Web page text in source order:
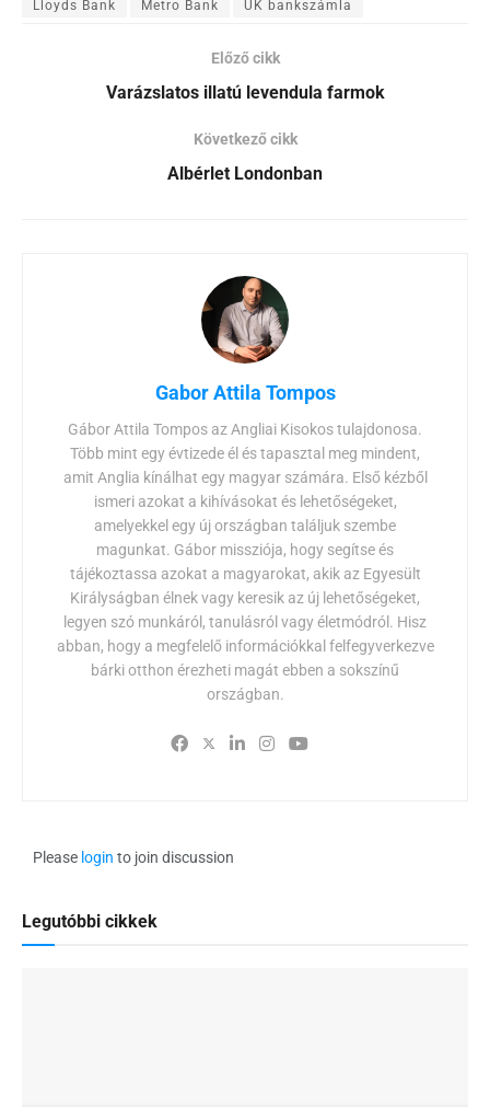
Lloyds Bank
Metro Bank UK bankszámla
Előző cikk
Varázslatos illatú levendula farmok
Következő cikk
Albérlet Londonban
Gabor Attila Tompos
Gábor Attila Tompos az Angliai Kisokos tulajdonosa.
Több mint egy évtizede él és tapasztal meg mindent,
amit Anglia kínálhat egy magyar számára. Első kézből
ismeri azokat a kihívásokat és lehetőségeket,
amelyekkel egy új országban találjuk szembe
magunkat. Gábor missziója, hogy segítse és
tájékoztassa azokat a magyarokat, akik az Egyesült
Királyságban élnek vagy keresik az új lehetőségeket,
legyen szó munkáról, tanulásról vagy életmódról. Hisz
abban, hogy a megfelelő információkkal felfegyverkezve
bárki otthon érezheti magát ebben a sokszínű
országban.
Please login to join discussion
Legutóbbi cikkek